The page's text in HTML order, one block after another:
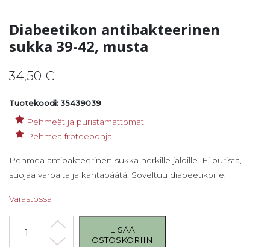
Diabeetikon antibakteerinen
sukka 39-42, musta
34,50 €
Tuotekoodi: 35439039
Pehmeät ja puristamattomat
Pehmeä froteepohja
Pehmeä antibakteerinen sukka herkille jaloille. Ei purista,
suojaa varpaita ja kantapäätä. Soveltuu diabeetikoille.
Varastossa
Diabeetikon antibakteerinen sukka 39-42, musta määrä
LISÄÄ
OSTOSKORIIN